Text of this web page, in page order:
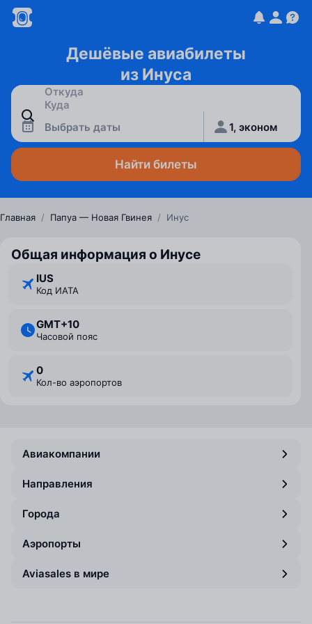
Дешёвые авиабилеты
из Инуса
Выбрать даты 1, эконом
Найти билеты
Главная / Папуа — Новая Гвинея / Инус
Общая информация о Инусе
IUS
Код ИАТА
GMT+10
Часовой пояс
0
Кол-во аэропортов
Авиакомпании
Направления
Города
Аэропорты
Aviasales в мире